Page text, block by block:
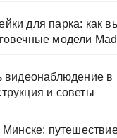
для парка: как
модели
видеонаблюдение в
и советы
Минске: